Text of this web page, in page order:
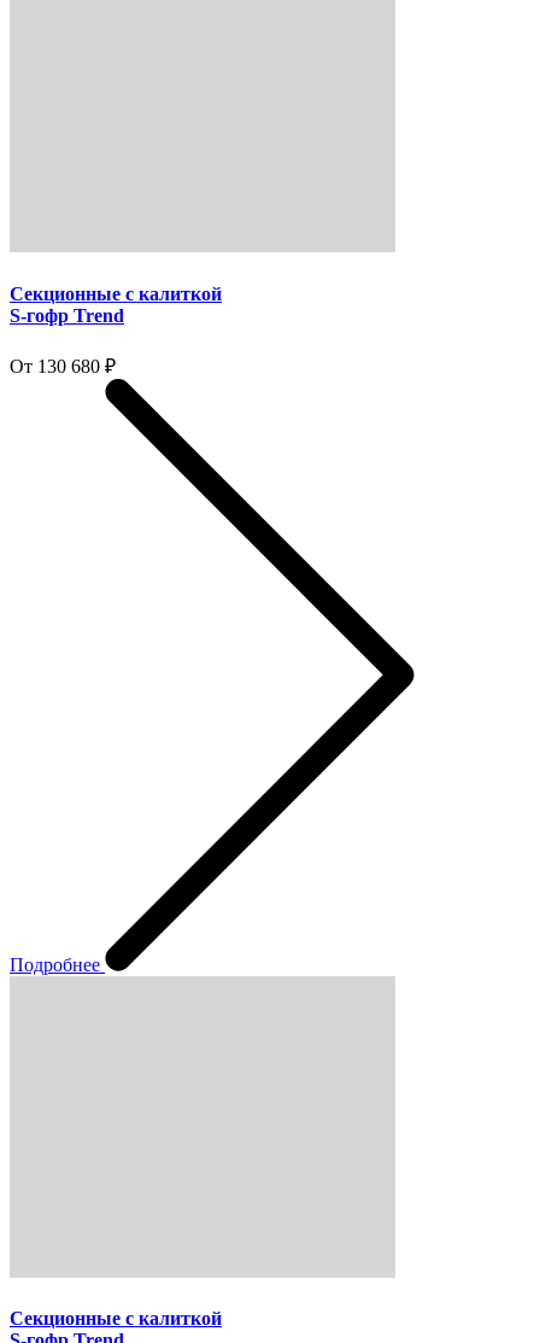
Секционные с калиткой
S-гофр Trend
От 130 680 ₽
Подробнее
Секционные с калиткой